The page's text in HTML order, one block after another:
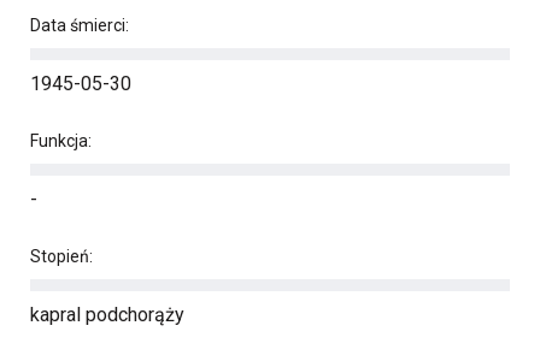
Data śmierci:
1945-05-30
Funkcja:
-
Stopień:
kapral podchorąży